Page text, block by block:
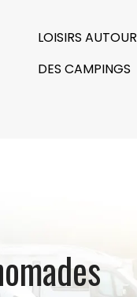
LOISIRS AUTOUR
DES CAMPINGS